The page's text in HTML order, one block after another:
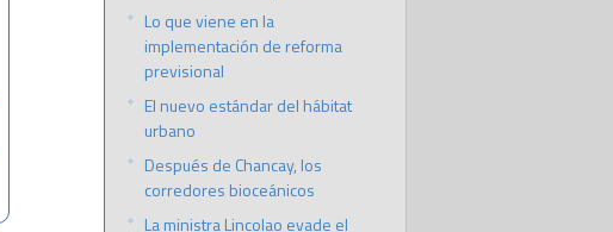
Lo que viene en la
implementación de reforma
previsional
El nuevo estándar del hábitat
urbano
Después de Chancay, los
corredores bioceánicos
La ministra Lincolao evade el